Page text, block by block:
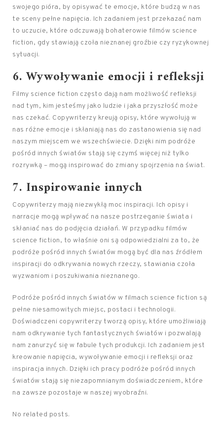
swojego pióra, by opisywać te emocje, które budzą w nas
te sceny pełne napięcia. Ich zadaniem jest przekazać nam
to uczucie, które odczuwają bohaterowie filmów science
fiction, gdy stawiają czoła nieznanej groźbie czy ryzykownej
sytuacji.
6. Wywoływanie emocji i refleksji
Filmy science fiction często dają nam możliwość refleksji
nad tym, kim jesteśmy jako ludzie i jaka przyszłość może
nas czekać. Copywriterzy kreują opisy, które wywołują w
nas różne emocje i skłaniają nas do zastanowienia się nad
naszym miejscem we wszechświecie. Dzięki nim podróże
pośród innych światów stają się czymś więcej niż tylko
rozrywką – mogą inspirować do zmiany spojrzenia na świat.
7. Inspirowanie innych
Copywriterzy mają niezwykłą moc inspiracji. Ich opisy i
narracje mogą wpływać na nasze postrzeganie świata i
skłaniać nas do podjęcia działań. W przypadku filmów
science fiction, to właśnie oni są odpowiedzialni za to, że
podróże pośród innych światów mogą być dla nas źródłem
inspiracji do odkrywania nowych rzeczy, stawiania czoła
wyzwaniom i poszukiwania nieznanego.
Podróże pośród innych światów w filmach science fiction są
pełne niesamowitych miejsc, postaci i technologii.
Doświadczeni copywriterzy tworzą opisy, które umożliwiają
nam odkrywanie tych fantastycznych światów i pozwalają
nam zanurzyć się w fabule tych produkcji. Ich zadaniem jest
kreowanie napięcia, wywoływanie emocji i refleksji oraz
inspiracja innych. Dzięki ich pracy podróże pośród innych
światów stają się niezapomnianym doświadczeniem, które
na zawsze pozostaje w naszej wyobraźni.
No related posts.